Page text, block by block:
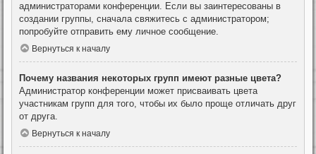
администраторами конференции. Если вы заинтересованы в
создании группы, сначала свяжитесь с администратором;
попробуйте отправить ему личное сообщение.
Вернуться к началу
Почему названия некоторых групп имеют разные цвета?
Администратор конференции может присваивать цвета
участникам групп для того, чтобы их было проще отличать друг
от друга.
Вернуться к началу